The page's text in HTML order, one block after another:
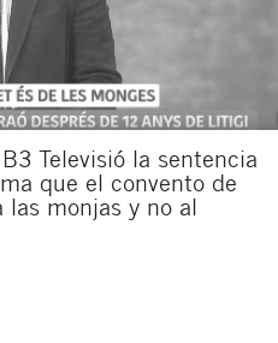
Televisió la sentencia
que el convento de
las monjas y no al